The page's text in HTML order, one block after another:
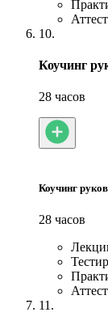
10.
Коучинг
28 часов
Коучинг
28 часов
11.